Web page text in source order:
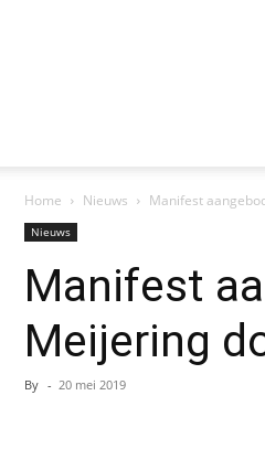
Home Nieuws Manifest
Nieuws
Manifest
Meijering
By - 20 mei 2019